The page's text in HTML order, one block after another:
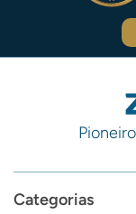
Categorias